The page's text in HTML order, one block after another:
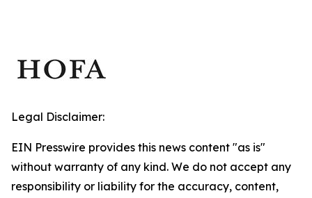
Legal Disclaimer:
EIN Presswire provides this news content "as is"
without warranty of any kind. We do not accept any
responsibility or liability for the accuracy, content,